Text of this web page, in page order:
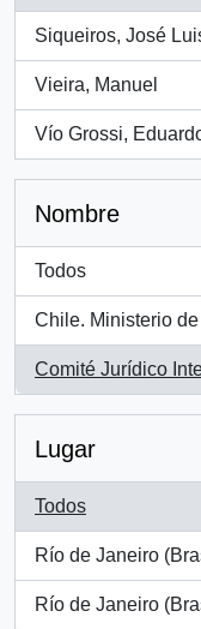
Siqueiros, José
, 2 resultados
Vieira, Manuel
, 2 resultados
Vío Grossi,
, 1 resultados
Nombre
Todos
Chile. Ministerio
, 2 resultados
Comité Jurídico
, 2 resultados
Lugar
Todos
Río de Janeiro
, 1 resultados
Río de Janeiro
, 1 resultados